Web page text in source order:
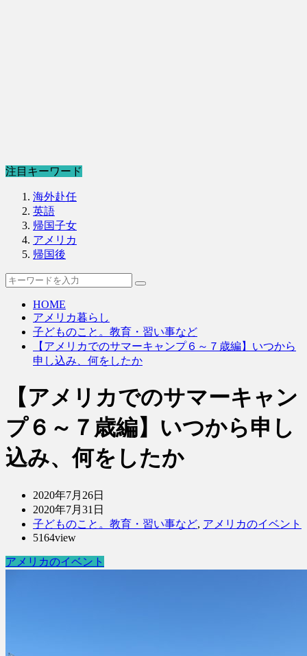
注目キーワード
海外赴任
英語
帰国子女
アメリカ
帰国後
HOME
アメリカ暮らし
子どものこと。教育・習い事など
【アメリカでのサマーキャンプ６～７歳編】いつから
申し込み、何をしたか
【アメリカでのサマーキャン
プ６～７歳編】いつから申し
込み、何をしたか
2020年7月26日
2020年7月31日
子どものこと。教育・習い事など, アメリカのイベント
5164view
アメリカのイベント